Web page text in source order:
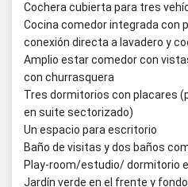
Cochera cubierta para tres
Cocina comedor integrada con
conexión directa a lavadero y
Amplio estar comedor con
con churrasquera
Tres dormitorios con placares
en suite sectorizado)
Un espacio para escritorio
Baño de visitas y dos baños
Play-room/estudio/ dormitorio
Jardín verde en el frente y